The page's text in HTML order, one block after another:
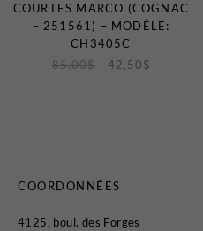
COURTES MARCO (COGNAC
– 251561) – MODÈLE:
CH3405C
85,00$ 42,50 $
COORDONNÉES
4125, boul. des Forges